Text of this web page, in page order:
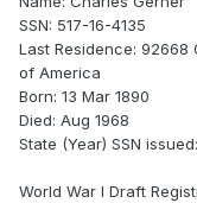
SSN: 517-16-4135
Last Residence: 92668
of America
Born: 13 Mar 1890
Died: Aug 1968
State (Year) SSN
World War I Draft